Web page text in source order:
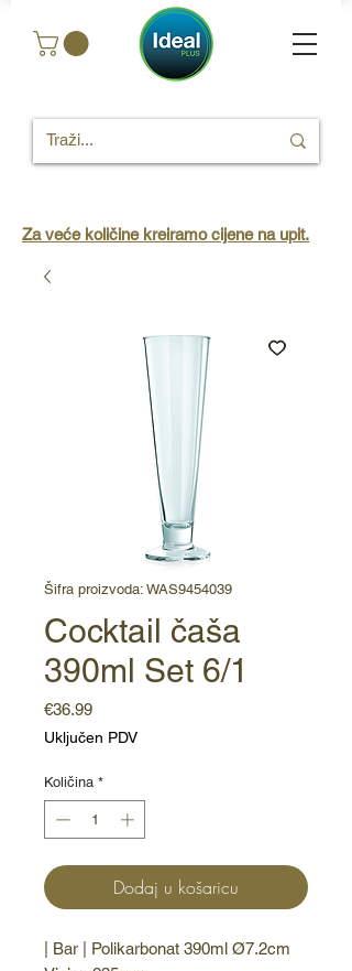
Za veće količine kreiramo cijene na upit.
Šifra proizvoda: WAS9454039
Cocktail čaša
390ml Set 6/1
€36.99Cijena
Uključen PDV
Količina *
Dodaj u košaricu
| Bar | Polikarbonat 390ml Ø7.2cm